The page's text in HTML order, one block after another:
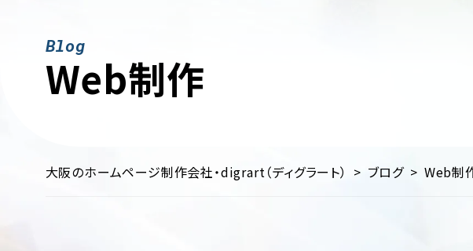
Web制作
大阪のホームページ制作会社・digrart（ディグラート） ブログ Web制